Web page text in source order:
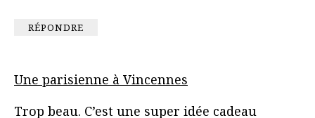
RÉPONDRE
Une parisienne à Vincennes
Trop beau. C’est une super idée cadeau